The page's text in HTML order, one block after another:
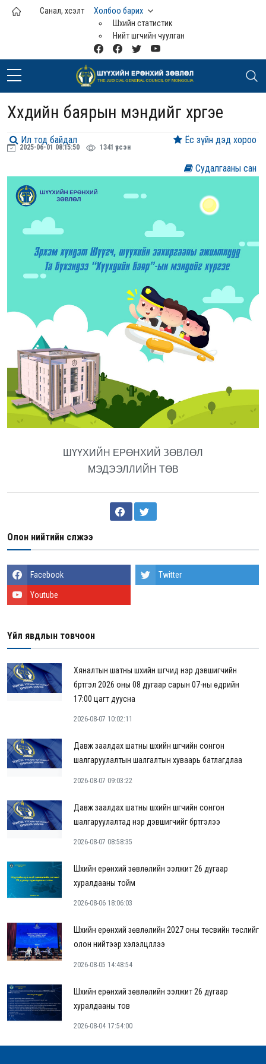
Үндсэн агуулга руу шилжих
Санал, хүсэлт
Холбоо барих
Шүүхийн статистик
Нийт шүүгчийн чуулган
Хүүхдийн баярын мэндийг хүргэе
2025-06-01 08:15:50 1341 үзсэн
ШҮҮХИЙН ЕРӨНХИЙ ЗӨВЛӨЛ
МЭДЭЭЛЛИЙН ТӨВ
Олон нийтийн сүлжээ
Facebook Twitter
Youtube
Үйл явдлын товчоон
Хяналтын шатны шүүхийн шүүгчид нэр дэвшигчийн
бүртгэл 2026 оны 08 дугаар сарын 07-ны өдрийн
17:00 цагт дуусна
2026-08-07 10:02:11
Давж заалдах шатны шүүхийн шүүгчийн сонгон
шалгаруулалтын шалгалтын хуваарь батлагдлаа
2026-08-07 09:03:22
Давж заалдах шатны шүүхийн шүүгчийн сонгон
шалгаруулалтад нэр дэвшигчийг бүртгэлээ
2026-08-07 08:58:35
Шүүхийн ерөнхий зөвлөлийн ээлжит 26 дугаар
хуралдааны тойм
2026-08-06 18:06:03
Шүүхийн ерөнхий зөвлөлийн 2027 оны төсвийн төслийг
олон нийтээр хэлэлцүүллээ
2026-08-05 14:48:54
Шүүхийн ерөнхий зөвлөлийн ээлжит 26 дугаар
хуралдааны тов
2026-08-04 17:54:00
Судалгааны сан
Ёс зүйн дэд хороо
Ил тод байдал